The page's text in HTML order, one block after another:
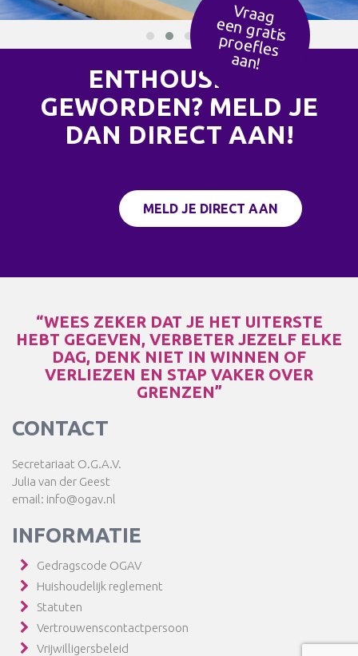
Vraag
een g
ratis
p
ro
efles
aan!
ENTHOUSIAST
GEWORDEN? MELD JE
DAN DIRECT AAN!
MELD JE DIRECT AAN
“WEES ZEKER DAT JE HET UITERSTE
HEBT GEGEVEN, VERBETER JEZELF ELKE
DAG, DENK NIET IN WINNEN OF
VERLIEZEN EN STAP VAKER OVER
GRENZEN”
CONTACT
Secretariaat O.G.A.V.
Julia van der Geest
email: info@ogav.nl
INFORMATIE
Gedragscode OGAV
Huishoudelijk reglement
Statuten
Vertrouwenscontactpersoon
Vrijwilligersbeleid